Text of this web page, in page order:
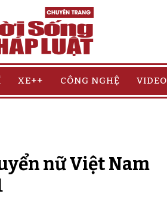
XE++ CÔNG NGHỆ VIDEO
nữ Việt Nam